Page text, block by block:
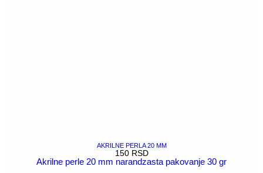
AKRILNE PERLA 20 MM
150 RSD
Akrilne perle 20 mm narandzasta pakovanje 30 gr